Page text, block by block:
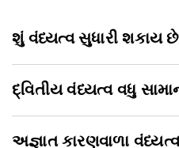
શું વંધ્યત્વ સુધારી શકાય
દ્વિતીય વંધ્યત્વ વધુ
અજ્ઞાત કારણવાળા